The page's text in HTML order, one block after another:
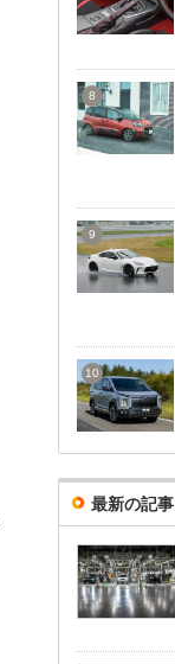
8
9
10
最新の記事